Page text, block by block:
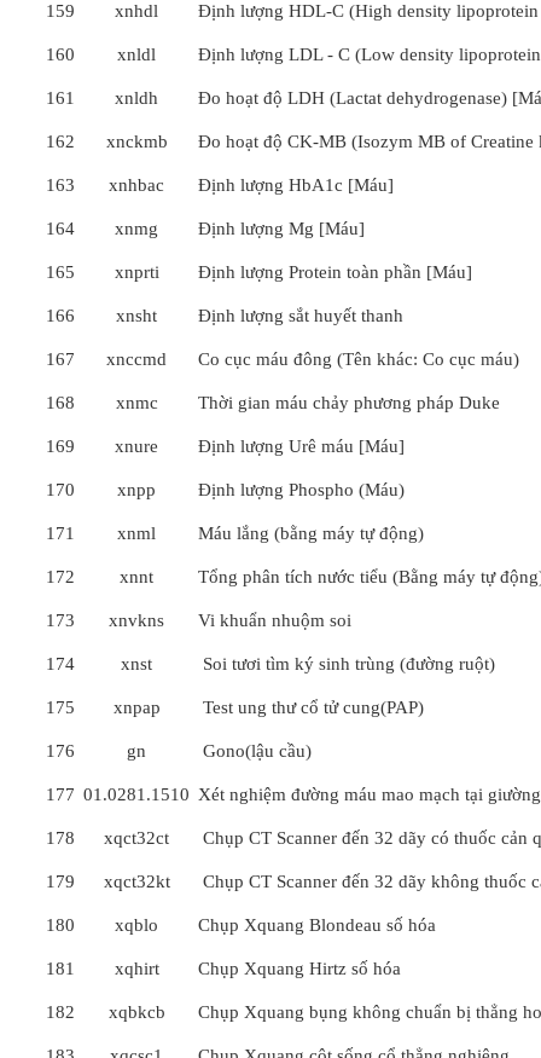
159 xnhdl Định lượng HDL-C (High density
160 xnldl Định lượng LDL - C (Low density
161 xnldh Đo hoạt độ LDH (Lactat dehydrogenase)
162 xnckmb Đo hoạt độ CK-MB (Isozym MB of Creatine
163 xnhbac Định lượng HbA1c [Máu]
164 xnmg Định lượng Mg [Máu]
165 xnprti Định lượng Protein toàn phần [Máu]
166 xnsht Định lượng sắt huyết thanh
167 xnccmd Co cục máu đông (Tên khác: Co cục máu)
168 xnmc Thời gian máu chảy phương pháp Duke
169 xnure Định lượng Urê máu [Máu]
170 xnpp Định lượng Phospho (Máu)
171 xnml Máu lắng (bằng máy tự động)
172 xnnt Tổng phân tích nước tiểu (Bằng máy tự
173 xnvkns Vi khuẩn nhuộm soi
174 xnst Soi tươi tìm ký sinh trùng (đường ruột)
175 xnpap Test ung thư cổ tử cung(PAP)
176 gn Gono(lậu cầu)
177 01.0281.1510 Xét nghiệm đường máu mao mạch tại
178 xqct32ct Chụp CT Scanner đến 32 dãy có thuốc cản
179 xqct32kt Chụp CT Scanner đến 32 dãy không thuốc
180 xqblo Chụp Xquang Blondeau số hóa
181 xqhirt Chụp Xquang Hirtz số hóa
182 xqbkcb Chụp Xquang bụng không chuẩn bị thẳng